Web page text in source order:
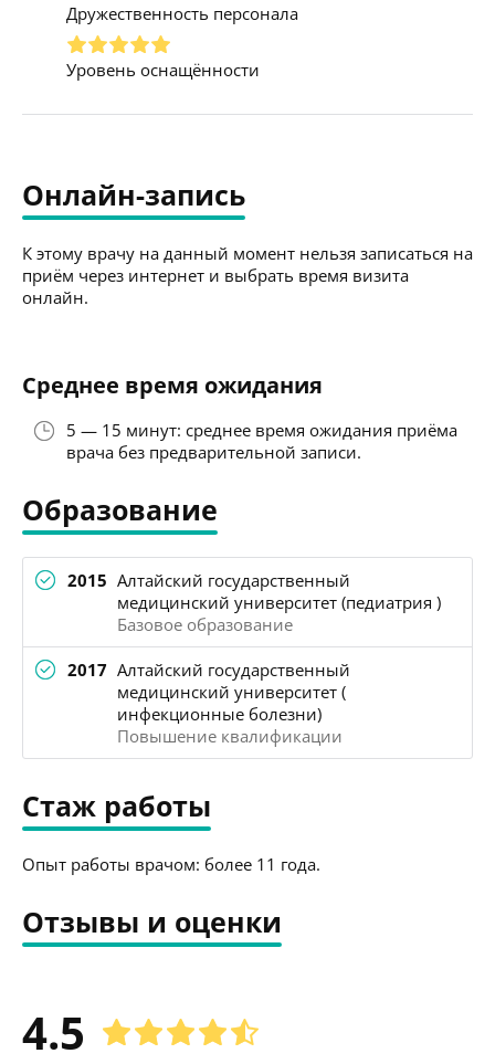
Дружественность персонала
Уровень оснащённости
Онлайн-запись
К этому врачу на данный момент нельзя записаться на
приём через интернет и выбрать время визита
онлайн.
Среднее время ожидания
5 — 15 минут: среднее время ожидания приёма
врача без предварительной записи.
Образование
2015 Алтайский государственный
медицинский университет (педиатрия )
Базовое образование
2017 Алтайский государственный
медицинский университет (
инфекционные болезни)
Повышение квалификации
Стаж работы
Опыт работы врачом: более 11 года.
Отзывы и оценки
4.5